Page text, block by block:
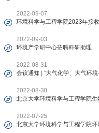
2022-09-07
环境科学与工程学院2023年接
2022-09-03
环境产学研中心招聘科研助理
2022-08-31
会议通知 | “大气化学、大气环
2022-08-30
北京大学环境科学与工程学院
2022-07-25
北京大学环境科学与工程学院